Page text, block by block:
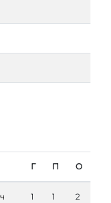
Г П О
1 1 2